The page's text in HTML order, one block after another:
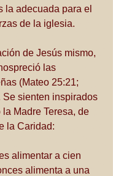
la adecuada para el
de la iglesia.
de Jesús mismo,
las
(Mateo 25:21;
Se sienten inspirados
Madre Teresa, de
la Caridad:
alimentar a cien
alimenta a una